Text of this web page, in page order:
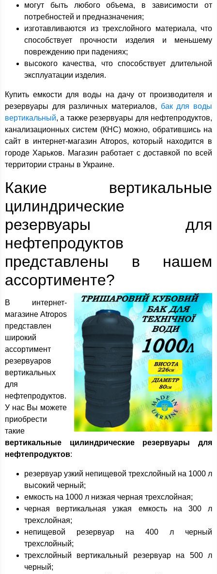
могут быть любого объема, в зависимости от
потребностей и предназначения;
изготавливаются из трехслойного материала, что
способствует прочности изделия и меньшему
повреждению при падениях;
высокого качества, что способствует длительной
эксплуатации изделия.
Купить емкости для воды на дачу от производителя и
резервуары для различных материалов, бак для воды
вертикальный, а также резервуары для нефтепродуктов,
канализационных систем (КНС) можно, обратившись на
сайт в интернет-магазин Atropos, который находится в
городе Харьков. Магазин работает с доставкой по всей
территории страны в Украине.
Какие вертикальные
цилиндрические
резервуары для
нефтепродуктов
представлены в нашем
ассортименте?
В интернет-
магазине Atropos
представлен
широкий
ассортимент
резервуаров
вертикальных
для
нефтепродуктов.
У нас Вы можете
приобрести
такие
вертикальные цилиндрические резервуары для
нефтепродуктов:
резервуар узкий непищевой трехслойный на 1000 л
высокий черный;
емкость на 1000 л низкая черная трехслойная;
черная вертикальная узкая емкость на 300 л
трехслойная;
непищевой резервуар на 400 л черный
трехслойный;
трехслойный вертикальный резервуар на 500 л
черный;